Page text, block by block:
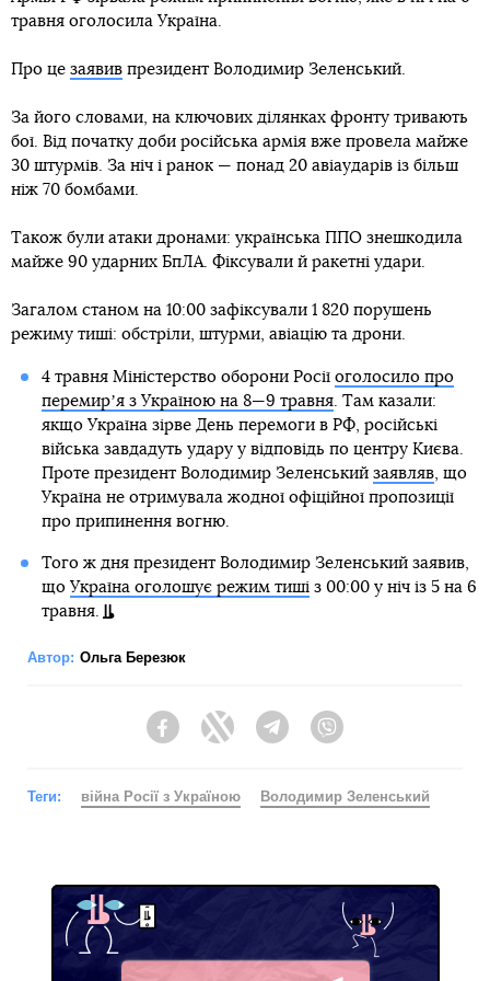
травня оголосила Україна.
Про це заявив президент Володимир Зеленський.
За його словами, на ключових ділянках фронту тривають
бої. Від початку доби російська армія вже провела майже
30 штурмів. За ніч і ранок — понад 20 авіаударів із більш
ніж 70 бомбами.
Також були атаки дронами: українська ППО знешкодила
майже 90 ударних БпЛА. Фіксували й ракетні удари.
Загалом станом на 10:00 зафіксували 1 820 порушень
режиму тиші: обстріли, штурми, авіацію та дрони.
4 травня Міністерство оборони Росії оголосило про
перемирʼя з Україною на 8—9 травня. Там казали:
якщо Україна зірве День перемоги в РФ, російські
війська завдадуть удару у відповідь по центру Києва.
Проте президент Володимир Зеленський заявляв, що
Україна не отримувала жодної офіційної пропозиції
про припинення вогню.
Того ж дня президент Володимир Зеленський заявив,
що Україна оголошує режим тишіз 00:00 у ніч із 5 на 6
травня.
Автор: Ольга Березюк
FacebookTwitter Telegram
Теги: війна Росії з Україною Володимир Зеленський